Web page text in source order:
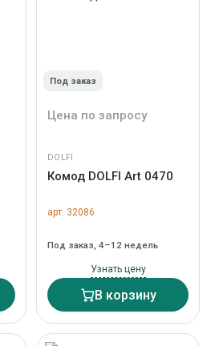
Под заказ
Цена по запросу
DOLFI
Комод DOLFI Art 0470
арт. 32086
Под заказ, 4–12 недель
Узнать цену
В корзину